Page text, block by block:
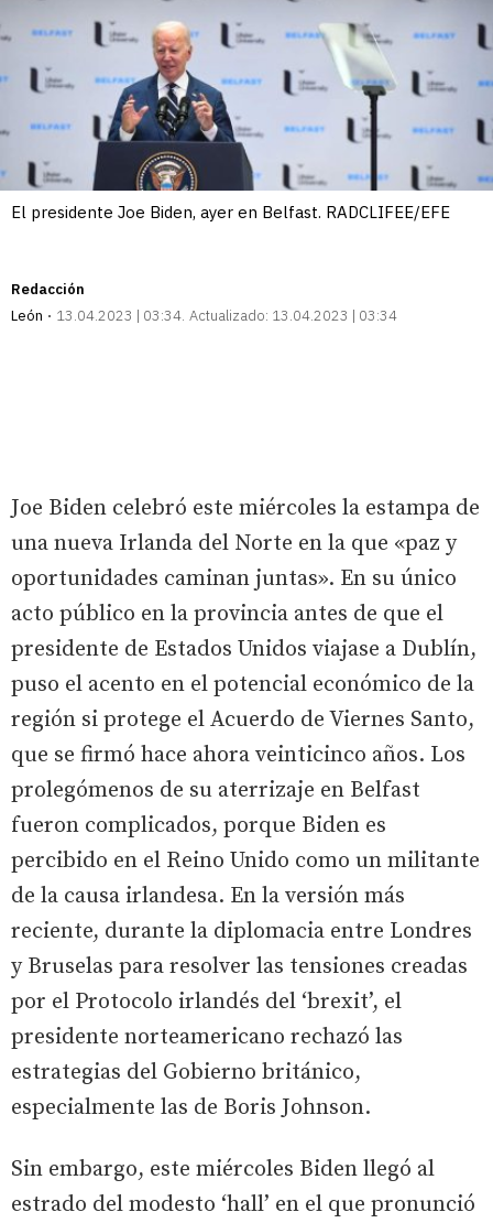
El presidente Joe Biden, ayer en Belfast. RADCLIFEE/EFE
Redacción
León
13.04.2023 | 03:34 Actualizado: 13.04.2023 | 03:34
Joe Biden celebró este miércoles la estampa de
una nueva Irlanda del Norte en la que «paz y
oportunidades caminan juntas». En su único
acto público en la provincia antes de que el
presidente de Estados Unidos viajase a Dublín,
puso el acento en el potencial económico de la
región si protege el Acuerdo de Viernes Santo,
que se firmó hace ahora veinticinco años. Los
prolegómenos de su aterrizaje en Belfast
fueron complicados, porque Biden es
percibido en el Reino Unido como un militante
de la causa irlandesa. En la versión más
reciente, durante la diplomacia entre Londres
y Bruselas para resolver las tensiones creadas
por el Protocolo irlandés del ‘brexit’, el
presidente norteamericano rechazó las
estrategias del Gobierno británico,
especialmente las de Boris Johnson.
Sin embargo, este miércoles Biden llegó al
estrado del modesto ‘hall’ en el que pronunció